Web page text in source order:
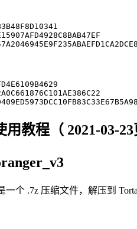
教程（ 2021-03-23
个 .7z 压缩文件，解压到